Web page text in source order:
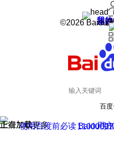
我
我
皮
用
©2026 Baidu
百
正在加载
上滑加载更多 用
使用百度前必读 Baidu 京
京公网安备